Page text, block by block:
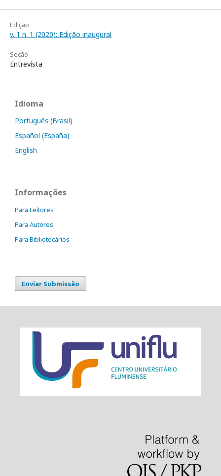
Edição
v. 1 n. 1 (2020): Edição inaugural
Seção
Entrevista
Idioma
Português (Brasil)
Español (España)
English
Informações
Para Leitores
Para Autores
Para Bibliotecários
Enviar Submissão